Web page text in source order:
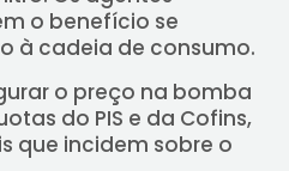
o benefício se
à cadeia de consumo.
o preço na bomba
do PIS e da Cofins,
que incidem sobre o